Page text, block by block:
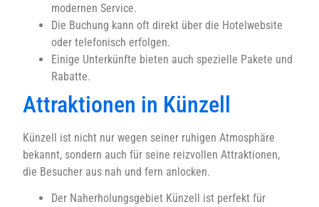
modernen Service.
Die Buchung kann oft direkt über die Hotelwebsite
oder telefonisch erfolgen.
Einige Unterkünfte bieten auch spezielle Pakete und
Rabatte.
Attraktionen in Künzell
Künzell ist nicht nur wegen seiner ruhigen Atmosphäre
bekannt, sondern auch für seine reizvollen Attraktionen,
die Besucher aus nah und fern anlocken.
Der Naherholungsgebiet Künzell ist perfekt für